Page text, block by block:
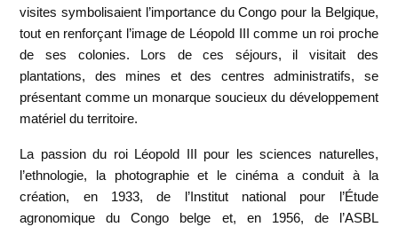
visites symbolisaient l’importance du Congo pour la Belgique,
tout en renforçant l’image de Léopold III comme un roi proche
de ses colonies. Lors de ces séjours, il visitait des
plantations, des mines et des centres administratifs, se
présentant comme un monarque soucieux du développement
matériel du territoire.
La passion du roi Léopold III pour les sciences naturelles,
l’ethnologie, la photographie et le cinéma a conduit à la
création, en 1933, de l’Institut national pour l’Étude
agronomique du Congo belge et, en 1956, de l’ASBL